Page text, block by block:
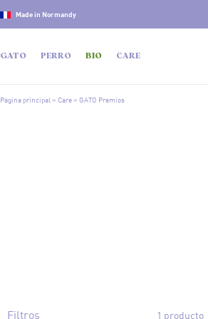
Made in Normandy
GATO PERRO BIO CARE
Página principal » Care » GATO Premios
Filtros 1 producto